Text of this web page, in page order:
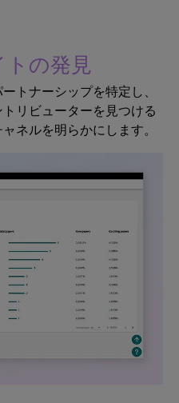
の発見
トナーシップを特定し、
リビューターを見つける
ネルを明らかにします。